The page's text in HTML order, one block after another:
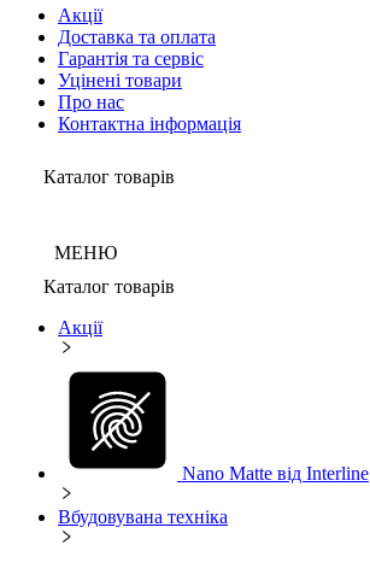
Акції
Доставка та оплата
Гарантія та сервіс
Уцінені товари
Про нас
Контактна інформація
Каталог товарів
МЕНЮ
Каталог товарів
Акції
Nano Matte від Interline
Вбудовувана техніка